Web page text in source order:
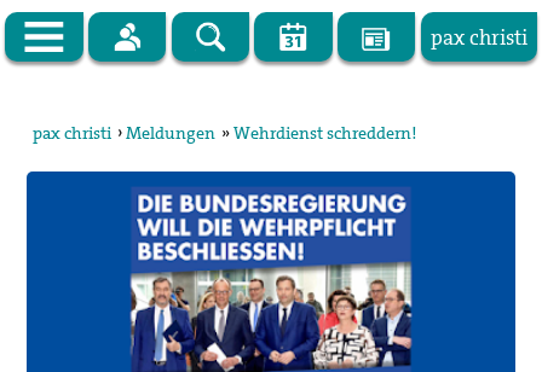
pax christi
Kampagnen
Publikationen
pax christi ›Meldungen »Wehrdienst schreddern!